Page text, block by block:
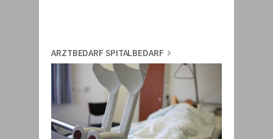
ARZTBEDARF SPITALBEDARF